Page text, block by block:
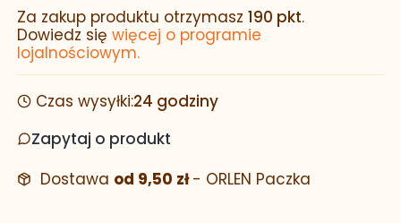
Za zakup produktu otrzymasz 190 pkt.
Dowiedz się więcej o programie
lojalnościowym.
Czas wysyłki:24 godziny
Zapytaj o produkt
Dostawa od 9,50 zł- ORLEN Paczka